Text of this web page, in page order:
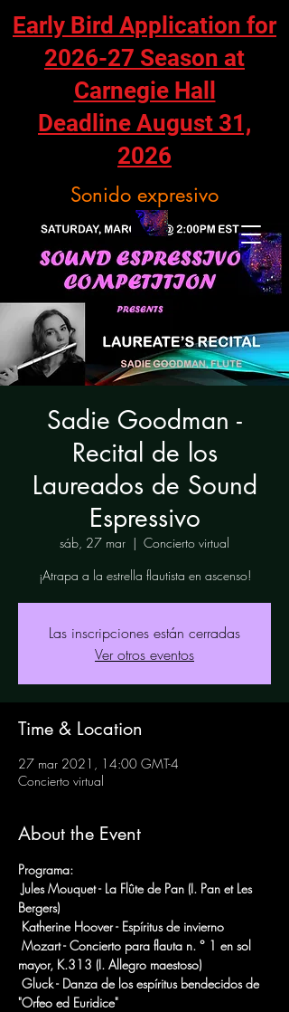
Sonido expresivo
Early Bird Application for
2026-27 Season at
Carnegie Hall
Deadline August 31,
2026
Sadie Goodman -
Recital de los
Laureados de Sound
Espressivo
sáb, 27 mar
  |
Concierto virtual
¡Atrapa a la estrella flautista en ascenso!
Las inscripciones están cerradas
Ver otros eventos
Time & Location
27 mar 2021, 14:00 GMT-4
Concierto virtual
About the Event
Programa:
Jules Mouquet - La Flûte de Pan (I. Pan et Les
Bergers)
Katherine Hoover - Espíritus de invierno
Mozart - Concierto para flauta n. ° 1 en sol
mayor, K.313 (I. Allegro maestoso)
Gluck - Danza de los espíritus bendecidos de
"Orfeo ed Euridice"